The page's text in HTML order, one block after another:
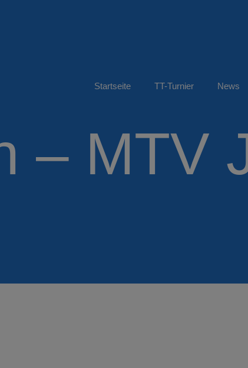
Startseite TT-Turnier News
– MTV